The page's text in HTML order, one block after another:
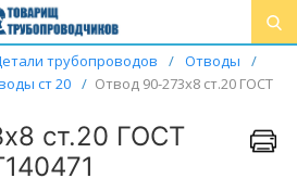
трубопроводов / Отводы
/
ст 20 / Отвод 90-273х8 ст.20 ГОСТ
ст.20 ГОСТ